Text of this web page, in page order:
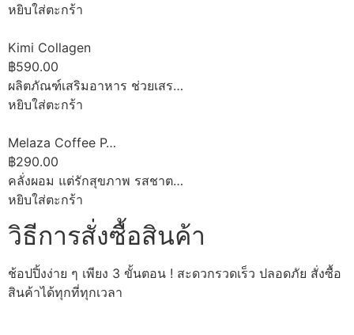
หยิบใส่ตะกร้า
Kimi Collagen
฿590.00
ผลิตภัณฑ์เสริมอาหาร ช่วยเสร…
หยิบใส่ตะกร้า
Melaza Coffee P…
฿290.00
คลั่งผอม แต่รักสุขภาพ รสชาต…
หยิบใส่ตะกร้า
วิธีการสั่งซื้อสินค้า
ช้อปปิ้งง่าย ๆ เพียง 3 ขั้นตอน ! สะดวกรวดเร็ว ปลอดภัย สั่งซื้อ
สินค้าได้ทุกที่ทุกเวลา